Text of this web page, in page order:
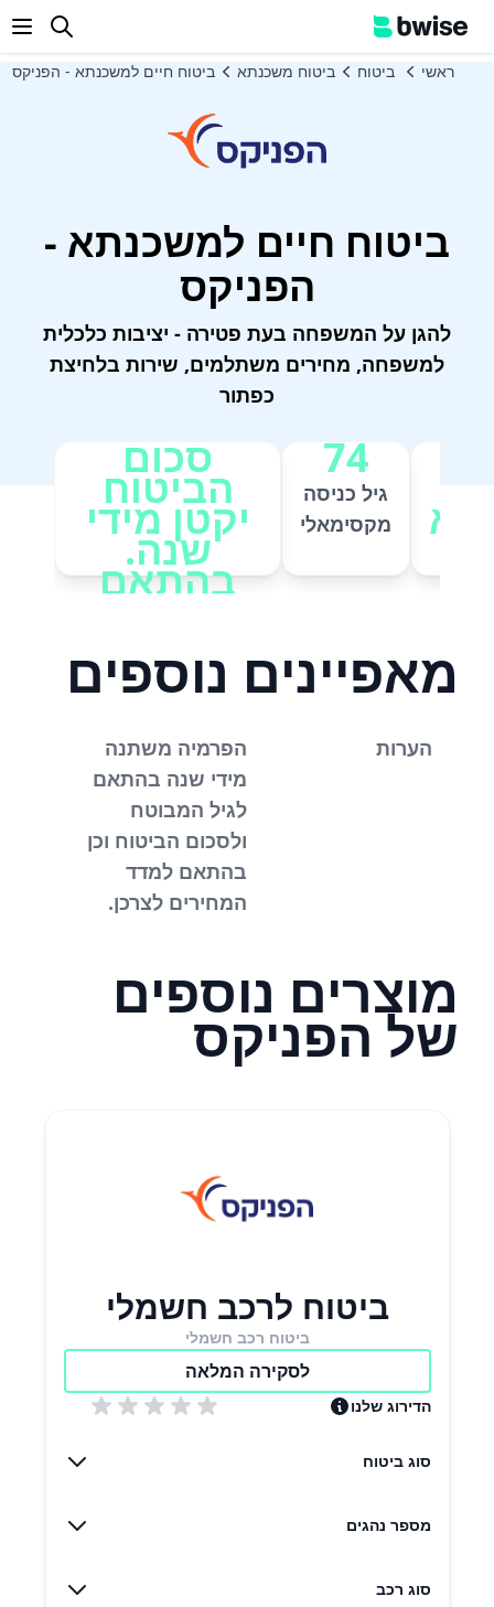
ראשי ביטוח ביטוח משכנתא ביטוח חיים למשכנתא - הפניקס
ביטוח חיים למשכנתא -
הפניקס
להגן על המשפחה בעת פטירה - יציבות כלכלית
למשפחה, מחירים משתלמים, שירות בלחיצת
כפתור
74
גיל כניסה
מקסימאלי
סכום
הביטוח
יקטן מידי
שנה.
בהתאם
לשיעור
הנקוב
בדף פרטי
הביטוח
(הפוליסה).
בכך קיימת
התאמה
למידת
הסיכון
ההולכת
אליה
נחשף
המבוטח
במהלך
ניתן גם
לבחור
במסלול
הביטוח
נותר
קבוע,
המתאים
להלוואה
מאפיינים נוספים
הערות
הפרמיה משתנה
מידי שנה בהתאם
לגיל המבוטח
ולסכום הביטוח וכן
בהתאם למדד
המחירים לצרכן.
מוצרים נוספים
של הפניקס
ביטוח לרכב חשמלי
ביטוח רכב חשמלי
לסקירה המלאה
הדירוג שלנו
סוג ביטוח
מספר נהגים
סוג רכב